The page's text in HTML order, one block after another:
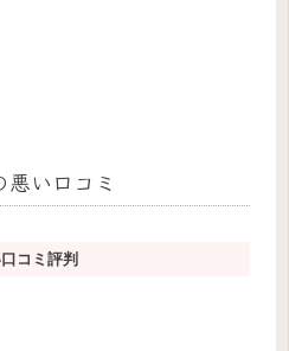
い口コミ
コミ評判